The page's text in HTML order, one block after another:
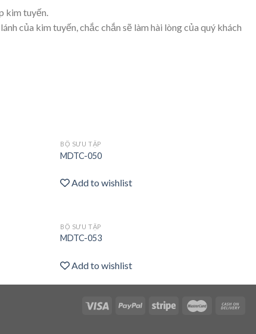
kim tuyến.
của kim tuyến, chắc chắn sẽ làm hài lòng của quý khách
BỘ SƯU TẬP
MDTC-050
Add to wishlist
BỘ SƯU TẬP
MDTC-053
Add to wishlist